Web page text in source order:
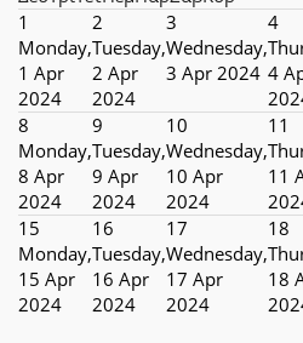
1
Monday,
1 Apr
2024
2
Tuesday,
2 Apr
2024
3
Wednesday,
3 Apr 2024
4
4
8
Monday,
8 Apr
2024
9
Tuesday,
9 Apr
2024
10
Wednesday,
10 Apr
2024
11
11
15
Monday,
15 Apr
2024
16
Tuesday,
16 Apr
2024
17
Wednesday,
17 Apr
2024
18
18